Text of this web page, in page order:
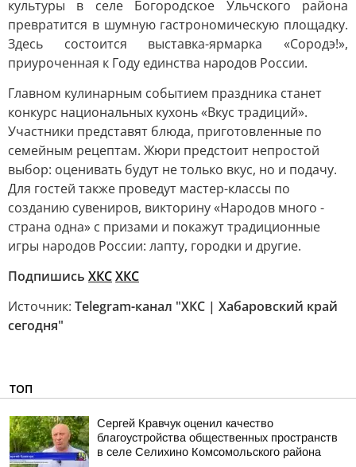
культуры в селе Богородское Ульчского района
превратится в шумную гастрономическую площадку.
Здесь состоится выставка-ярмарка «Сородэ!»,
приуроченная к Году единства народов России.
Главном кулинарным событием праздника станет
конкурс национальных кухонь «Вкус традиций».
Участники представят блюда, приготовленные по
семейным рецептам. Жюри предстоит непростой
выбор: оценивать будут не только вкус, но и подачу.
Для гостей также проведут мастер-классы по
созданию сувениров, викторину «Народов много -
страна одна» с призами и покажут традиционные
игры народов России: лапту, городки и другие.
Подпишись ХКСХКС
Источник: Telegram-канал "ХКС | Хабаровский край
сегодня"
ТОП
Сергей Кравчук оценил качество
благоустройства общественных пространств
в селе Селихино Комсомольского района